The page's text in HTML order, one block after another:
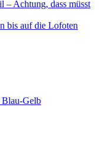
– Achtung, dass müsst
bis auf die Lofoten
Blau-Gelb